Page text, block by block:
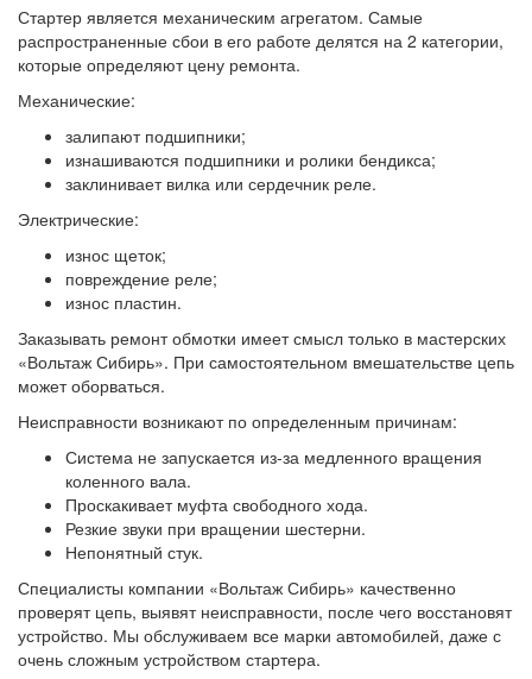
Стартер является механическим агрегатом. Самые
распространенные сбои в его работе делятся на 2 категории,
которые определяют цену ремонта.
Механические:
залипают подшипники;
изнашиваются подшипники и ролики бендикса;
заклинивает вилка или сердечник реле.
Электрические:
износ щеток;
повреждение реле;
износ пластин.
Заказывать ремонт обмотки имеет смысл только в мастерских
«Вольтаж Сибирь». При самостоятельном вмешательстве цепь
может оборваться.
Неисправности возникают по определенным причинам:
Система не запускается из-за медленного вращения
коленного вала.
Проскакивает муфта свободного хода.
Резкие звуки при вращении шестерни.
Непонятный стук.
Специалисты компании «Вольтаж Сибирь» качественно
проверят цепь, выявят неисправности, после чего восстановят
устройство. Мы обслуживаем все марки автомобилей, даже с
очень сложным устройством стартера.